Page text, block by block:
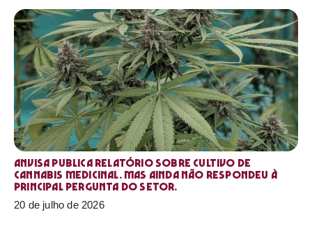
Anvisa publica relatório sobre cultivo de
Cannabis medicinal. Mas ainda não respondeu à
principal pergunta do setor.
20 de julho de 2026